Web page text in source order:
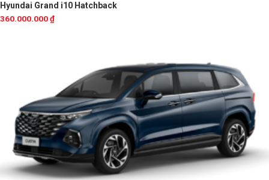
Hyundai Grand i10 Hatchback
360.000.000₫